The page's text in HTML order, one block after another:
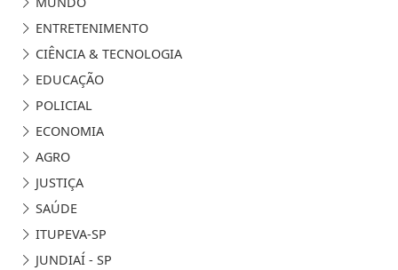
ENTRETENIMENTO
CIÊNCIA & TECNOLOGIA
EDUCAÇÃO
POLICIAL
ECONOMIA
AGRO
JUSTIÇA
SAÚDE
ITUPEVA-SP
JUNDIAÍ - SP